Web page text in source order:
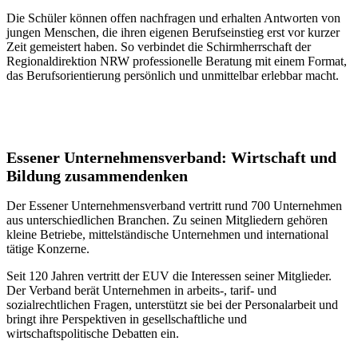
Die Schüler können offen nachfragen und erhalten Antworten von
jungen Menschen, die ihren eigenen Berufseinstieg erst vor kurzer
Zeit gemeistert haben. So verbindet die Schirmherrschaft der
Regionaldirektion NRW professionelle Beratung mit einem Format,
das Berufsorientierung persönlich und unmittelbar erlebbar macht.
Essener Unternehmensverband: Wirtschaft und
Bildung zusammendenken
Der Essener Unternehmensverband vertritt rund 700 Unternehmen
aus unterschiedlichen Branchen. Zu seinen Mitgliedern gehören
kleine Betriebe, mittelständische Unternehmen und international
tätige Konzerne.
Seit 120 Jahren vertritt der EUV die Interessen seiner Mitglieder.
Der Verband berät Unternehmen in arbeits-, tarif- und
sozialrechtlichen Fragen, unterstützt sie bei der Personalarbeit und
bringt ihre Perspektiven in gesellschaftliche und
wirtschaftspolitische Debatten ein.